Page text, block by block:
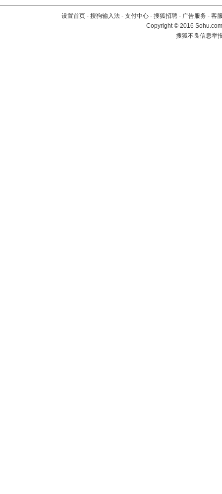
设置首页 - 搜狗输入法 - 支付中心 - 搜狐招聘 - 广告服务 - 客
Copyright©2016
搜狐不良信息举